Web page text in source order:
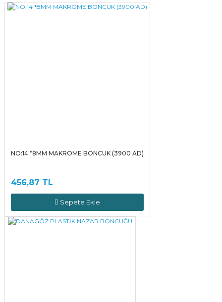
NO:14 *8MM MAKROME BONCUK (3900 AD)
456,87 TL
Sepete Ekle